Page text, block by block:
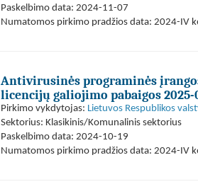
Paskelbimo data: 2024-11-07
Numatomos pirkimo pradžios data: 2024-IV
Antivirusinės programinės
licencijų galiojimo pabaigos
Pirkimo vykdytojas: Lietuvos Respublikos
Sektorius: Klasikinis/Komunalinis sektorius
Paskelbimo data: 2024-10-19
Numatomos pirkimo pradžios data: 2024-IV